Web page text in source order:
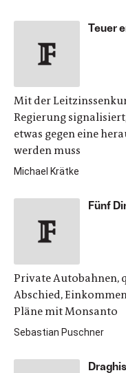
Teuer
Mit der
Regierung
etwas gegen eine
werden muss
Michael Krätke
Fünf
Private Autobahnen,
Abschied,
Pläne mit Monsanto
Sebastian Puschner